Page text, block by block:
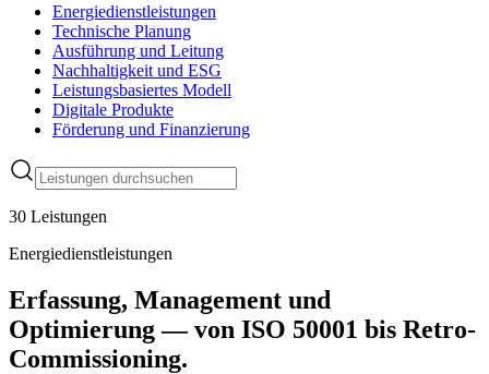
Energiedienstleistungen
Technische Planung
Ausführung und Leitung
Nachhaltigkeit und ESG
Leistungsbasiertes Modell
Digitale Produkte
Förderung und Finanzierung
30 Leistungen
Energiedienstleistungen
Erfassung, Management und
Optimierung — von ISO 50001 bis Retro-
Commissioning.